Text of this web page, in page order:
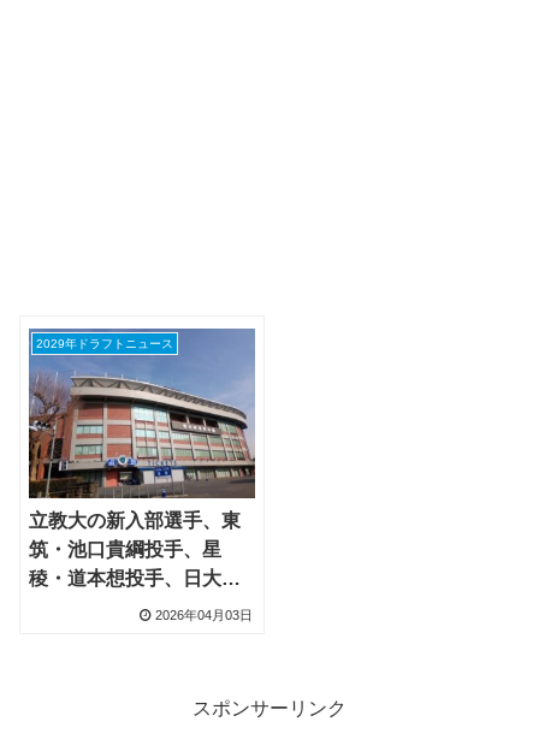
2029年ドラフトニュース
立教大の新入部選手、東
筑・池口貴綱投手、星
稜・道本想投手、日大
三・本間律輝選手など33
2026年04月03日
スポンサーリンク